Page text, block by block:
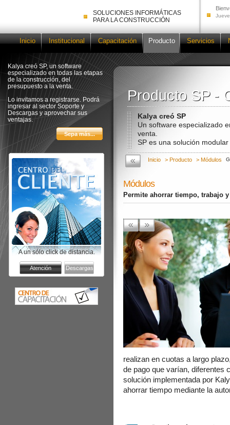
SOLUCIONES INFORMÁTICAS
PARA LA CONSTRUCCIÓN
Inicio Institucional Capacitación Producto Servicios
Kalya creó SP, un software
especializado en todas las etapas
de la construcción, del
presupuesto a la venta.
Lo invitamos a registrarse. Podrá
ingresar al sector Soporte y
Descargas y aprovechar sus
ventajas.
A un sólo click de distancia.
Producto SP -
Producto SP -
Kalya creó SP
Un software especializado
venta.
SP es una solución
Inicio > Producto > Módulos
Módulos
Permite ahorrar tiempo, trabajo
realizan en cuotas a largo
de pago que varían, diferentes
solución implementada por
ahorrar tiempo mediante la